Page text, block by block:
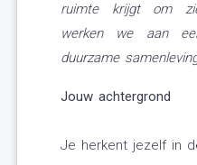
ruimte krijgt om
werken we aan
duurzame
Jouw achtergrond
Je herkent jezelf in